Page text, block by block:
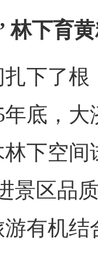
林下育
下了
年底，
下空间
景区品
有机